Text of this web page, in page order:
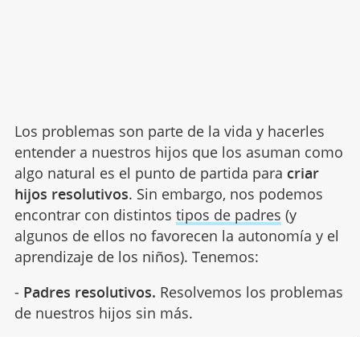
Los problemas son parte de la vida y hacerles
entender a nuestros hijos que los asuman como
algo natural es el punto de partida para criar
hijos resolutivos. Sin embargo, nos podemos
encontrar con distintos tipos de padres (y
algunos de ellos no favorecen la autonomía y el
aprendizaje de los niños). Tenemos:
- Padres resolutivos. Resolvemos los problemas
de nuestros hijos sin más.